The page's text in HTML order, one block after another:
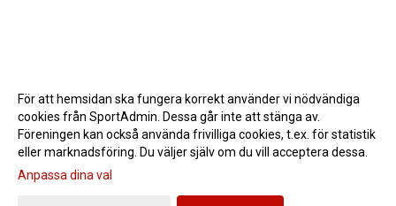
Gå till Webbversion
För att hemsidan ska fungera korrekt använder vi nödvändiga
cookies från SportAdmin. Dessa går inte att stänga av.
Föreningen kan också använda frivilliga cookies, t.ex. för statistik
eller marknadsföring. Du väljer själv om du vill acceptera dessa.
Anpassa dina val